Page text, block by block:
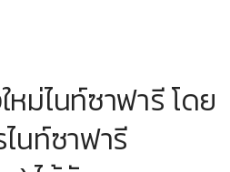
หม่ไนท์ซาฟารี โดย
นท์ซาฟารี